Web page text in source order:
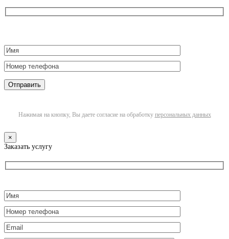
Нажимая на кнопку, Вы даете согласие на обработку персональных данных
×
Заказать услугу